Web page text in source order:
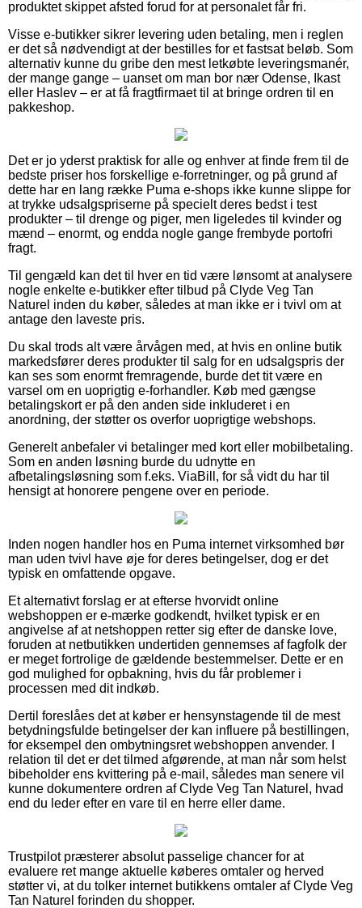
produktet skippet afsted forud for at personalet får fri.
Visse e-butikker sikrer levering uden betaling, men i reglen
er det så nødvendigt at der bestilles for et fastsat beløb. Som
alternativ kunne du gribe den mest letkøbte leveringsmanér,
der mange gange – uanset om man bor nær Odense, Ikast
eller Haslev – er at få fragtfirmaet til at bringe ordren til en
pakkeshop.
Det er jo yderst praktisk for alle og enhver at finde frem til de
bedste priser hos forskellige e-forretninger, og på grund af
dette har en lang række Puma e-shops ikke kunne slippe for
at trykke udsalgspriserne på specielt deres bedst i test
produkter – til drenge og piger, men ligeledes til kvinder og
mænd – enormt, og endda nogle gange frembyde portofri
fragt.
Til gengæld kan det til hver en tid være lønsomt at analysere
nogle enkelte e-butikker efter tilbud på Clyde Veg Tan
Naturel inden du køber, således at man ikke er i tvivl om at
antage den laveste pris.
Du skal trods alt være årvågen med, at hvis en online butik
markedsfører deres produkter til salg for en udsalgspris der
kan ses som enormt fremragende, burde det tit være en
varsel om en uoprigtig e-forhandler. Køb med gængse
betalingskort er på den anden side inkluderet i en
anordning, der støtter os overfor uoprigtige webshops.
Generelt anbefaler vi betalinger med kort eller mobilbetaling.
Som en anden løsning burde du udnytte en
afbetalingsløsning som f.eks. ViaBill, for så vidt du har til
hensigt at honorere pengene over en periode.
Inden nogen handler hos en Puma internet virksomhed bør
man uden tvivl have øje for deres betingelser, dog er det
typisk en omfattende opgave.
Et alternativt forslag er at efterse hvorvidt online
webshoppen er e-mærke godkendt, hvilket typisk er en
angivelse af at netshoppen retter sig efter de danske love,
foruden at netbutikken undertiden gennemses af fagfolk der
er meget fortrolige de gældende bestemmelser. Dette er en
god mulighed for opbakning, hvis du får problemer i
processen med dit indkøb.
Dertil foreslåes det at køber er hensynstagende til de mest
betydningsfulde betingelser der kan influere på bestillingen,
for eksempel den ombytningsret webshoppen anvender. I
relation til det er det tilmed afgørende, at man når som helst
bibeholder ens kvittering på e-mail, således man senere vil
kunne dokumentere ordren af Clyde Veg Tan Naturel, hvad
end du leder efter en vare til en herre eller dame.
Trustpilot præsterer absolut passelige chancer for at
evaluere ret mange aktuelle køberes omtaler og herved
støtter vi, at du tolker internet butikkens omtaler af Clyde Veg
Tan Naturel forinden du shopper.